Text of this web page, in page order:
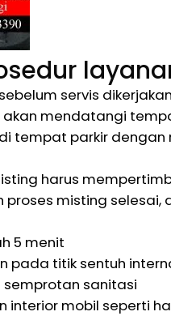
servis dikerjakan
mendatangi
tempat parkir
harus
misting
5 menit
pada titik sentuh
sanitasi
interior mobil seperti